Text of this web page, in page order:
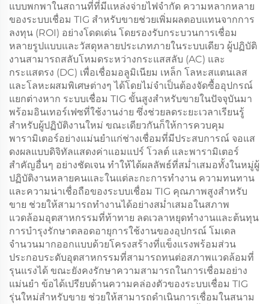
แบบพกพาในสถานที่ที่มีแหล่งจ่ายไฟจำกัด ความหลากหลาย
ของระบบเชื่อม TIG สำหรับขายช่วยเพิ่มผลตอบแทนจากการ
ลงทุน (ROI) อย่างโดดเด่น โดยรองรับกระบวนการเชื่อม
หลายรูปแบบและวัสดุหลายประเภทภายในระบบเดียว ผู้ปฏิบัติ
งานสามารถสลับโหมดระหว่างกระแสสลับ (AC) และ
กระแสตรง (DC) เพื่อเชื่อมอลูมิเนียม เหล็ก โลหะสแตนเลส
และโลหะผสมพิเศษต่างๆ ได้โดยไม่จำเป็นต้องจัดซื้ออุปกรณ์
แยกต่างหาก ระบบเชื่อม TIG ขั้นสูงสำหรับขายในปัจจุบันมา
พร้อมอินเทอร์เฟซที่ใช้งานง่าย ซึ่งช่วยลดระยะเวลาเรียนรู้
สำหรับผู้ปฏิบัติงานใหม่ ขณะเดียวกันก็ให้การควบคุม
พารามิเตอร์อย่างแม่นยำแก่ช่างเชื่อมที่มีประสบการณ์ จอแส
ดงผลแบบดิจิทัลแสดงค่าแอมแปร์ โวลต์ และพารามิเตอร์
สำคัญอื่นๆ อย่างชัดเจน ทำให้ได้ผลลัพธ์ที่สม่ำเสมอทั้งในหมู่ผู้
ปฏิบัติงานหลายคนและในแต่ละกะการทำงาน ความทนทาน
และความน่าเชื่อถือของระบบเชื่อม TIG คุณภาพสูงสำหรับ
ขาย ช่วยให้สามารถทำงานได้อย่างสม่ำเสมอในสภาพ
แวดล้อมอุตสาหกรรมที่ท้าทาย ลดเวลาหยุดทำงานและต้นทุน
การบำรุงรักษาตลอดอายุการใช้งานของอุปกรณ์ โมเดล
จำนวนมากออกแบบด้วยโครงสร้างที่แข็งแรงพร้อมส่วน
ประกอบระดับอุตสาหกรรมที่สามารถทนต่อสภาพแวดล้อมที่
รุนแรงได้ ขณะยังคงรักษาความสามารถในการเชื่อมอย่าง
แม่นยำ ข้อได้เปรียบด้านความคล่องตัวของระบบเชื่อม TIG
รุ่นใหม่สำหรับขาย ช่วยให้สามารถดำเนินการเชื่อมในสนาม